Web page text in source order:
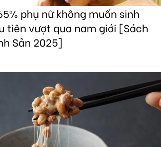
phụ nữ không muốn sinh
tiên vượt qua nam giới [Sách
Sản 2025]